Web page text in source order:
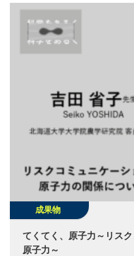
成果物
てくてく、原子力～リス
原子力～